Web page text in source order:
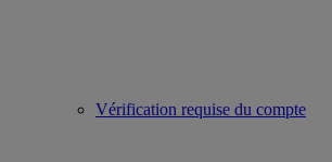
Vérification requise du compte